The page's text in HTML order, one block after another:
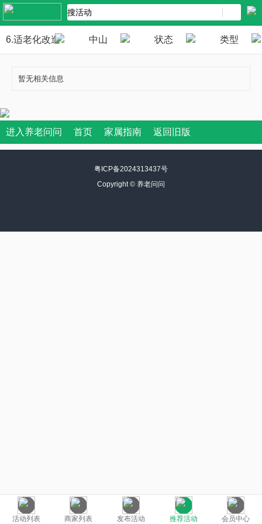
6.适老化改造 中山 状态 类型
暂无相关信息
活动列表 商家列表 发布活动 推荐活动 会员中心
进入养老问问 首页 家属指南 返回旧版
粤ICP备2024313437号
Copyright © 养老问问